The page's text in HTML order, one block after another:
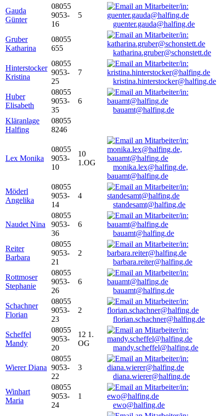
Gauda
Günter
08055
9053-
16
5
guenter.gauda@halfing.de
Gruber
Katharina
08055
655
katharina.gruber@schonstett.de
Hinterstocker
Kristina
08055
9053-
25
7
kristina.hinterstocker@halfing.de
Huber
Elisabeth
08055
9053-
35
6
bauamt@halfing.de
Kläranlage
Halfing
08055
8246
Lex Monika
08055
9053-
10
10
1.OG
monika.lex@halfing.de,
bauamt@halfing.de
Möderl
Angelika
08055
9053-
14
4
standesamt@halfing.de
Naudet Nina
08055
9053-
36
6
bauamt@halfing.de
Reiter
Barbara
08055
9053-
21
2
barbara.reiter@halfing.de
Rottmoser
Stephanie
08055
9053-
26
6
bauamt@halfing.de
Schachner
Florian
08055
9053-
23
2
florian.schachner@halfing.de
Scheffel
Mandy
08055
9053-
20
12 1.
OG
mandy.scheffel@halfing.de
Wierer Diana
08055
9053-
22
3
diana.wierer@halfing.de
Winhart
Maria
08055
9053-
24
1
ewo@halfing.de